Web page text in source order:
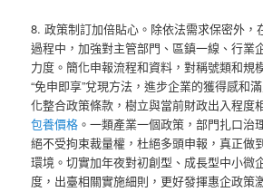
8. 政策制訂加倍貼心。除依法需求保密外，
過程中，加強對主管部門、區鎮一線、行業
力度。簡化申報流程和資料，對稱號類和規
“免申即享”兌現方法，進步企業的獲得感和
化整合政策條款，樹立與當前財政出入程度
包養價格 。一類產業一個政策，部門扎口治
絕不受拘束裁量權，杜絕多頭申報，真正做
環境。切實加年夜對初創型、成長型中小微
度，出臺相關實施細則，更好發揮惠企政策